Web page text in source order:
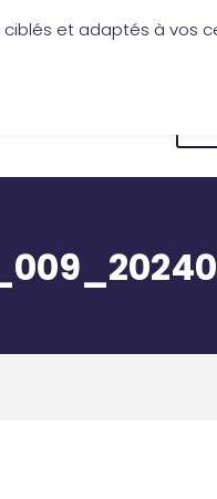
Application Les Cireurs
et adaptés à vos